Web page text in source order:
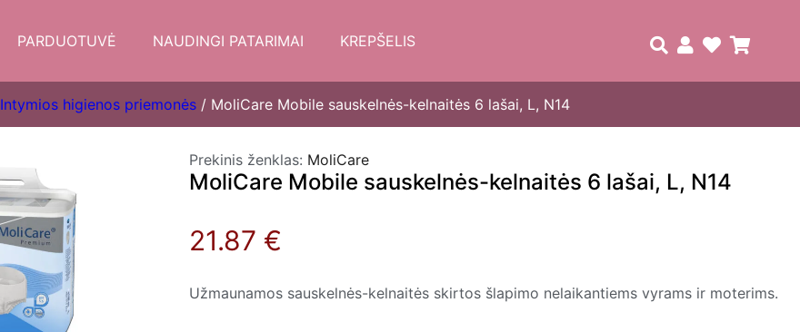
PARDUOTUVĖ NAUDINGI PATARIMAI KREPŠELIS
Intymios higienos priemonės/ MoliCare Mobile sauskelnės-kelnaitės 6 lašai, L, N14
Prekinis ženklas: MoliCare
MoliCare Mobile sauskelnės-kelnaitės 6 lašai, L, N14
21.87 €
Užmaunamos sauskelnės-kelnaitės skirtos šlapimo nelaikantiems vyrams ir moterims.